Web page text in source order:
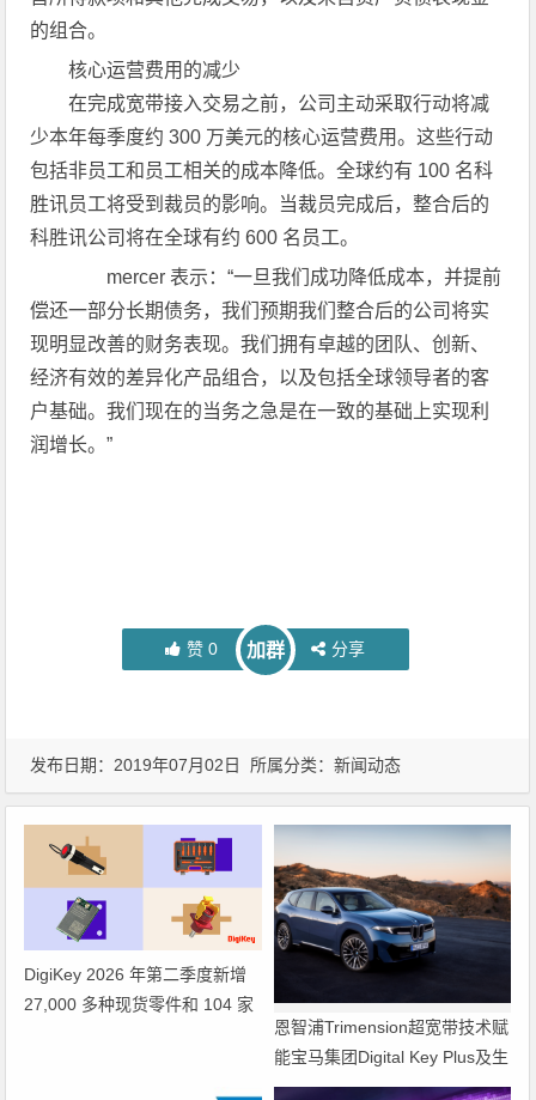
的组合。
核心运营费用的减少
在完成宽带接入交易之前，公司主动采取行动将减
少本年每季度约 300 万美元的核心运营费用。这些行动
包括非员工和员工相关的成本降低。全球约有 100 名科
胜讯员工将受到裁员的影响。当裁员完成后，整合后的
科胜讯公司将在全球有约 600 名员工。
mercer 表示：“一旦我们成功降低成本，并提前
偿还一部分长期债务，我们预期我们整合后的公司将实
现明显改善的财务表现。我们拥有卓越的团队、创新、
经济有效的差异化产品组合，以及包括全球领导者的客
户基础。我们现在的当务之急是在一致的基础上实现利
润增长。”
赞 0 加群 分享
发布日期：2019年07月02日 所属分类：新闻动态
DigiKey 2026 年第二季度新增
27,000 多种现货零件和 104 家
恩智浦Trimension超宽带技术赋
能宝马集团Digital Key Plus及生
命体存在检测功能